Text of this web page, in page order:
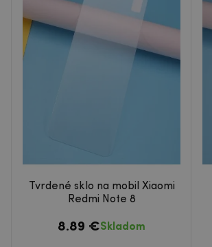
Tvrdené sklo na mobil Xiaomi
Redmi Note 8
8.89 €Skladom